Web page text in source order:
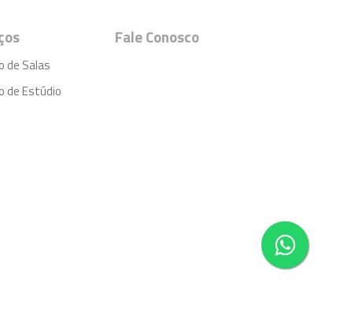
de Salas
de Estúdio
Fale Conosco